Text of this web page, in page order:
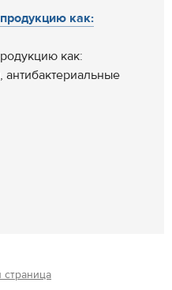
как:
как: